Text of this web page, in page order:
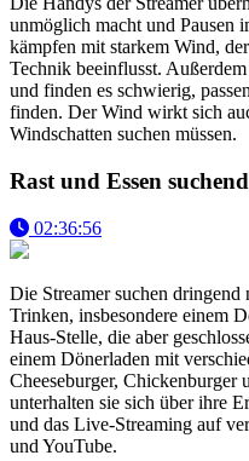
unmöglich macht und Pausen
kämpfen mit starkem Wind,
Technik beeinflusst.
und finden es schwierig,
finden. Der Wind wirkt sich
Windschatten suchen müssen.
Rast und Essen suchend
02:36:56
Die Streamer suchen dringend
Trinken, insbesondere einem
Haus-Stelle, die aber
einem Dönerladen mit
Cheeseburger, Chickenburger
unterhalten sie sich über ihre
und das Live-Streaming auf
und YouTube.